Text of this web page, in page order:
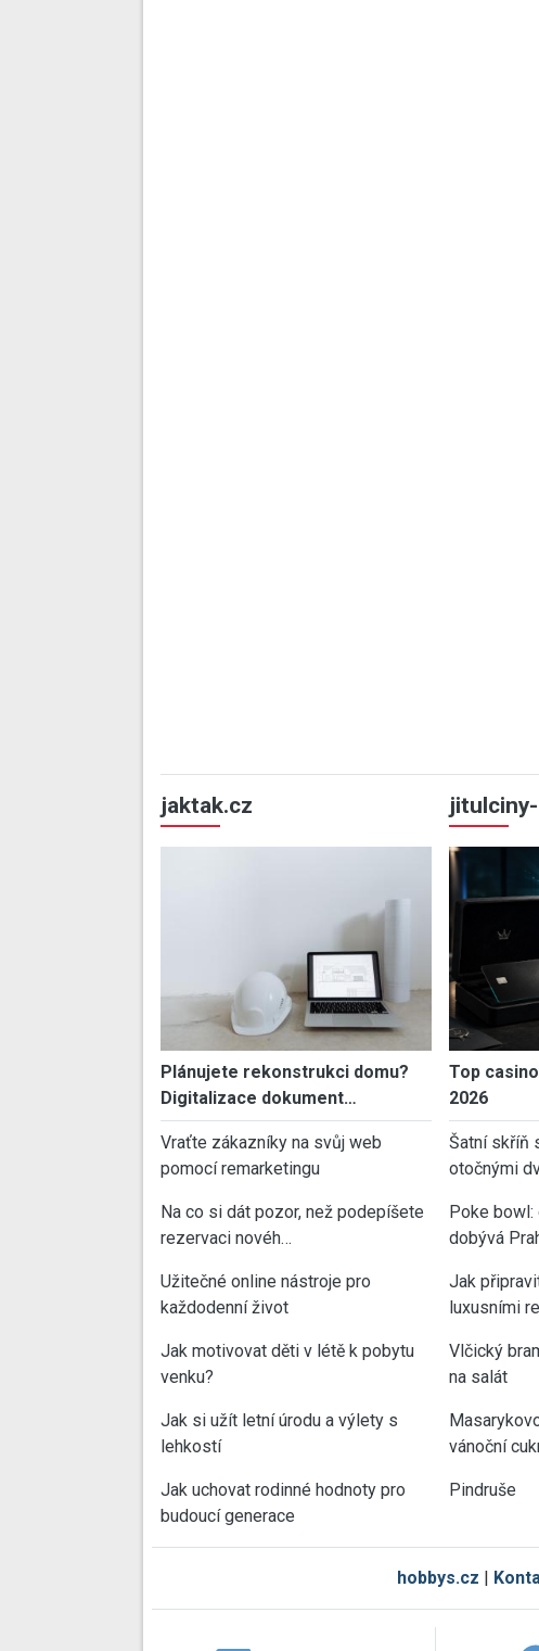
jaktak.cz
Plánujete rekonstrukci domu?
Digitalizace dokument…
Vraťte zákazníky na svůj web
pomocí remarketingu
Na co si dát pozor, než podepíšete
rezervaci novéh…
Užitečné online nástroje pro
každodenní život
Jak motivovat děti v létě k pobytu
venku?
Jak si užít letní úrodu a výlety s
lehkostí
Jak uchovat rodinné hodnoty pro
budoucí generace
Top
2026
Šatní skříň
otočnými
Poke bowl:
dobývá
Jak
luxusními
Vlčický
na salát
vánoční
Pindruše
hobbys.cz |